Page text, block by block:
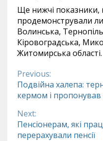
Ще нижчі показники,
продемонстрували
Волинська,
Кіровоградська,
Житомирська області.
Continue
Reading
Previous:
Подвійна халепа:
кермом і
Next:
Пенсіонерам, які
перерахували пенсії